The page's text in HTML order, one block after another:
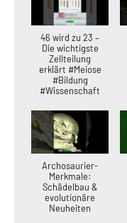
46 wird zu 23 –
Die wichtigste
Zellteilung
erklärt #Meiose
#Bildung
#Wissenschaft
Archosaurier-
Merkmale:
Schädelbau &
evolutionäre
Neuheiten